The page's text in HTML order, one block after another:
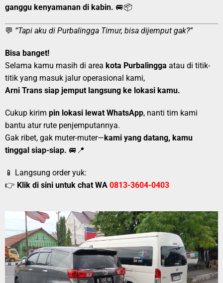
ganggu kenyamanan di kabin. 🚐📦
💬 “Tapi aku di Purbalingga Timur, bisa dijemput gak?”
Bisa banget!
Selama kamu masih di area kota Purbalingga atau di titik-
titik yang masuk jalur operasional kami,
Arni Trans siap jemput langsung ke lokasi kamu.
Cukup kirim pin lokasi lewat WhatsApp, nanti tim kami
bantu atur rute penjemputannya.
Gak ribet, gak muter-muter—kami yang datang, kamu
tinggal siap-siap. 🚐📍
📱 Langsung order yuk:
👉 Klik di sini untuk chat WA 0813-3604-0403